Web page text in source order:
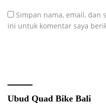
Simpan nama, email, dan
ini untuk komentar saya
Ubud Quad Bike Bali